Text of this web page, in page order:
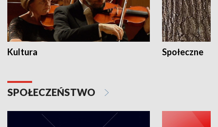
Kultura Społeczne
SPOŁECZEŃSTWO